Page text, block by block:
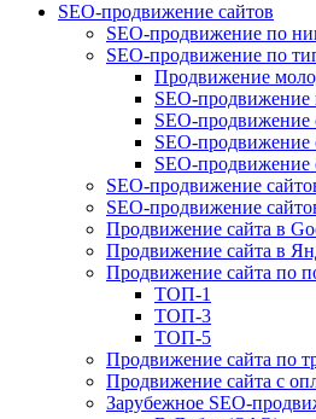
SEO-продвижение сайтов
SEO-продвижение по
SEO-продвижение по
Продвижение
SEO-продвижение
SEO-продвижение
SEO-продвижение
SEO-продвижение
SEO-продвижение
SEO-продвижение
Продвижение сайта в
Продвижение сайта в
Продвижение сайта по
ТОП-1
ТОП-3
ТОП-5
Продвижение сайта по
Продвижение сайта с
Зарубежное SEO-